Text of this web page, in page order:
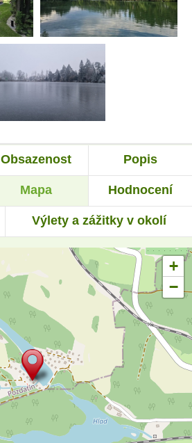
Obsazenost Popis
Mapa Hodnocení
Výlety a zážitky v okolí
+
−
Rezervace za poslední den:
89 pobytů telefonicky a
27 emailem (přes
formulář).